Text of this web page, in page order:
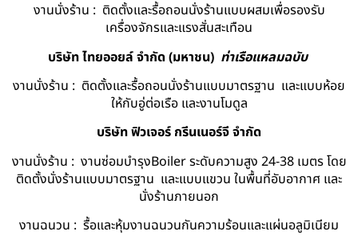
งานนั่งร้าน : ติดตั้งและรื้อถอนนั่งร้านแบบผสมเพื่อรองรับ
เครื่องจักรและแรงสั่นสะเทือน
บริษัท ไทยออยล์ จํากัด (มหาชน) ท่าเรือแหลมฉบับ
งานนั่งร้าน : ติดตั้งและรื้อถอนนั่งร้านแบบมาตรฐาน และแบบห้อย
ให้กับอู่ต่อเรือ และงานโมดูล
บริษัท ฟิวเจอร์ กรีนเนอร์จี จำกัด
งานนั่งร้าน : งานซ่อมบำรุงBoiler ระดับความสูง 24-38 เมตร โดย
ติดตั้งนั่งร้านแบบมาตรฐาน และแบบแขวน ในพื้นที่อับอากาศ และ
นั่งร้านภายนอก
งานฉนวน : รื้อและหุ้มงานฉนวนกันความร้อนและแผ่นอลูมิเนียม